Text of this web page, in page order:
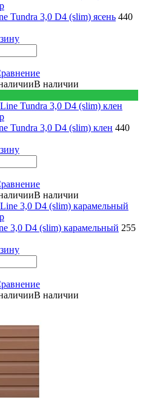
Tundra 3,0 D4 (slim) ясень 440
В наличии
Tundra 3,0 D4 (slim) клен 440
В наличии
3,0 D4 (slim) карамельный 255
В наличии